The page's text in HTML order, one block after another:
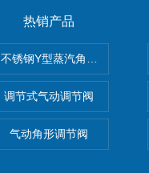
热销产品
不锈钢Y型蒸汽角座阀
调节式气动调节阀
气动角形调节阀